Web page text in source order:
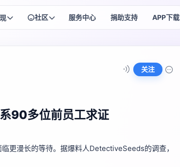
社区高手榜单
城
与佩戴
NEW
社区 服务中心 捐助支持 APP下载
关注
90多位前员工求证
更漫长的等待。据爆料人DetectiveSeeds的调查，